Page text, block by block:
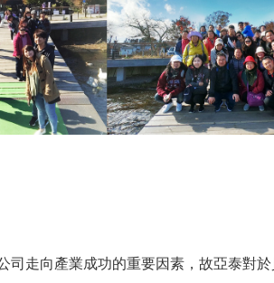
司走向產業成功的重要因素，故亞泰對